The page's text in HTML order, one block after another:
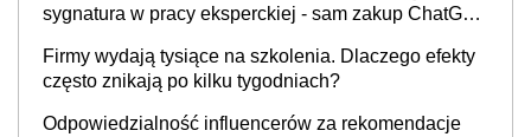
sygnatura w pracy eksperckiej - sam zakup ChatGPT
Firmy wydają tysiące na szkolenia. Dlaczego efekty
często znikają po kilku tygodniach?
Odpowiedzialność influencerów za rekomendacje